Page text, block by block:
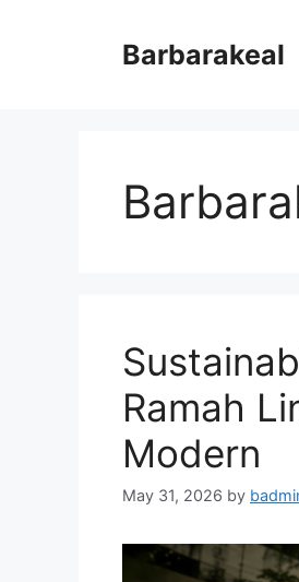
Barbarakeal
Ramah
Modern
May 31, 2026 by